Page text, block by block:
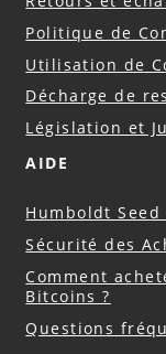
Politique de
Utilisation de
Décharge de
Législation et
AIDE
Humboldt
Sécurité des
Comment
Bitcoins ?
Questions